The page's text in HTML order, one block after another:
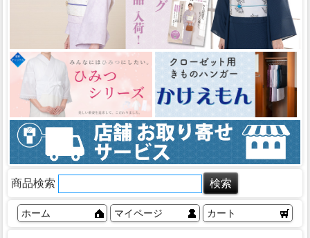
商品検索
ホーム マイページ カート